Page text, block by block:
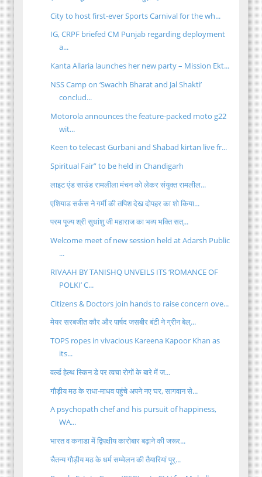
City to host first-ever Sports Carnival for the wh...
IG, CRPF briefed CM Punjab regarding deployment
a...
Kanta Allaria launches her new party – Mission Ekt...
NSS Camp on ‘Swachh Bharat and Jal Shakti’
conclud...
Motorola announces the feature-packed moto g22
wit...
Keen to telecast Gurbani and Shabad kirtan live fr...
Spiritual Fair” to be held in Chandigarh
लाइट एंड साउंड रामलीला मंचन को लेकर संयुक्त रामलील...
एशियाड सर्कस ने गर्मी की तपिश देख दोपहर का शो किया...
परम पूज्य श्री सुधांशु जी महाराज का भव्य भक्ति सत्...
Welcome meet of new session held at Adarsh Public
...
RIVAAH BY TANISHQ UNVEILS ITS ‘ROMANCE OF
POLKI’ C...
Citizens & Doctors join hands to raise concern ove...
मेयर सरबजीत कौर और पार्षद जसबीर बंटी ने ग्रीन बेल्...
TOPS ropes in vivacious Kareena Kapoor Khan as
its...
वर्ल्ड हेल्थ स्किन डे पर त्वचा रोगों के बारे में ज...
गौड़ीय मठ के राधा-माधव पहुंचे अपने नए घर, सागवान से...
A psychopath chef and his pursuit of happiness,
WA...
भारत व कनाडा में द्विपक्षीय कारोबार बढ़ाने की जरूर...
चैतन्य गौड़ीय मठ के धर्म सम्मेलन की तैयारियां पूर्...